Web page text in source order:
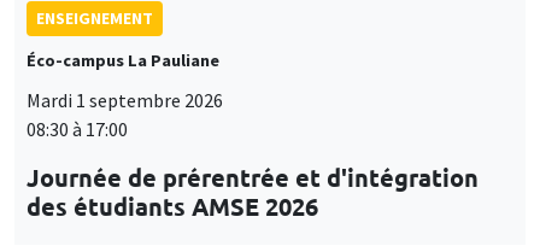
ENSEIGNEMENT
Éco-campus La Pauliane
Mardi 1 septembre 2026
08:30 à 17:00
Journée de prérentrée et d'intégration
des étudiants AMSE 2026